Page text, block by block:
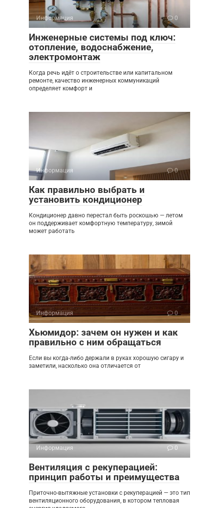
Информация 0
Инженерные системы под ключ:
отопление, водоснабжение,
электромонтаж
Когда речь идёт о строительстве или капитальном
ремонте, качество инженерных коммуникаций
определяет комфорт и
Информация 0
Как правильно выбрать и
установить кондиционер
Кондиционер давно перестал быть роскошью — летом
он поддерживает комфортную температуру, зимой
может работать
Информация 0
Хьюмидор: зачем он нужен и как
правильно с ним обращаться
Если вы когда-либо держали в руках хорошую сигару и
заметили, насколько она отличается от
Информация 0
Вентиляция с рекуперацией:
принцип работы и преимущества
Приточно-вытяжные установки с рекуперацией — это тип
вентиляционного оборудования, в котором тепловая